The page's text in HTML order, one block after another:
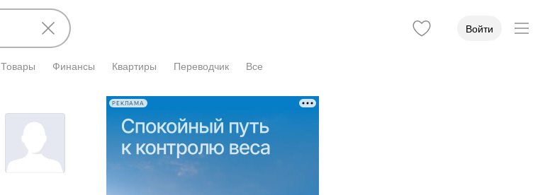
Войти
Товары Финансы Квартиры Переводчик Все
РЕКЛАМА